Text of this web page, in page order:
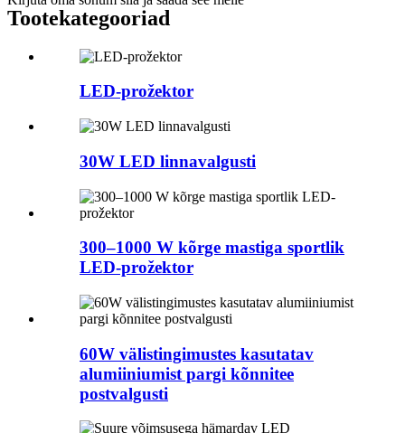
Tootekategooriad
LED-prožektor
30W LED linnavalgusti
300–1000 W kõrge mastiga sportlik
LED-prožektor
60W välistingimustes kasutatav
alumiiniumist pargi kõnnitee
postvalgusti